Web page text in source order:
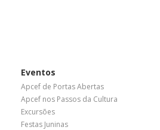
Eventos
Apcef de Portas Abertas
Apcef nos Passos da Cultura
Excursões
Festas Juninas